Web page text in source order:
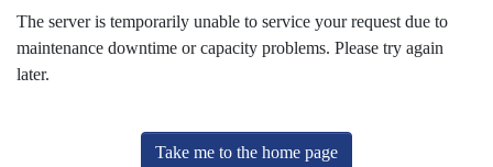
The server is temporarily unable to service your request due to
maintenance downtime or capacity problems. Please try again
later.
Take me to the home page